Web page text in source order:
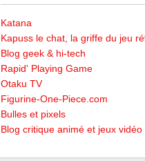
Katana
Kapuss le chat, la griffe du jeu
Blog geek & hi-tech
Rapid' Playing Game
Otaku TV
Figurine-One-Piece.com
Bulles et pixels
Blog critique animé et jeux vidéo